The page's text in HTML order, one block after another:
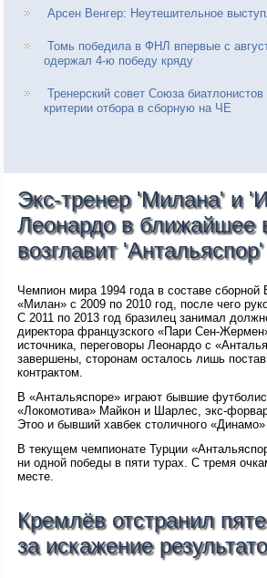
Арсен Венгер: Неутешительное
Томь победила в ФНЛ впервые с
одержал 4-ю победу кряду
Тренерский совет Союза
критерии отбора в сборную на ЧЕ
Экс-тренер 'Милана' и
Леонардо в ближайшее
возглавит 'Антальяспор'
Чемпион мира 1994 года в составе сборной
«Милан» с 2009 по 2010 год, после чего
С 2011 по 2013 год бразилец занимал
директора французского «Пари Сен-
источника, переговоры Леонардо с
завершены, сторонам осталось лишь
контрактом.
В «Антальяспоре» играют бывшие
«Локомотива» Майкон и Шарлес, экс-
Этоо и бывший хавбек столичного
В текущем чемпионате Турции
ни одной победы в пяти турах. С тремя
месте.
Кремлёв отстранил
за искажение